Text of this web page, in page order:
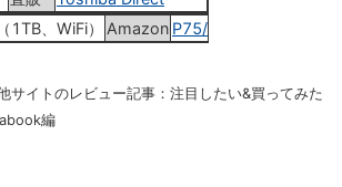
、WiFi） Amazon P75/28M
イトのレビュー記事：注目したい&買ってみた
編